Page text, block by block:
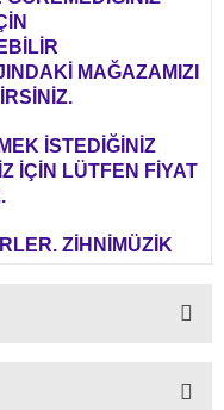
MAĞAZAMIZI
İSTEDİĞİNİZ
İÇİN LÜTFEN FİYAT
ZİHNİMÜZİK